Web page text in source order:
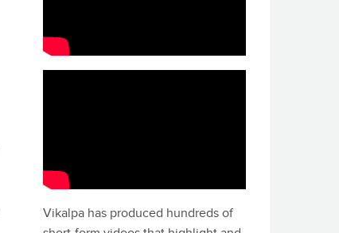
Vikalpa has produced hundreds of